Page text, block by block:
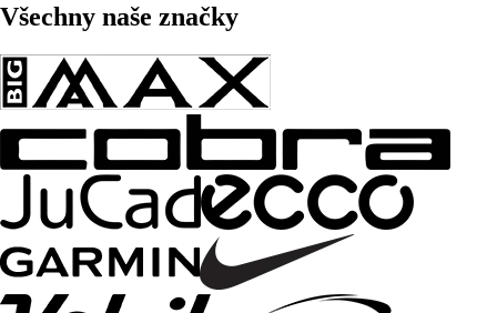
Všechny naše značky